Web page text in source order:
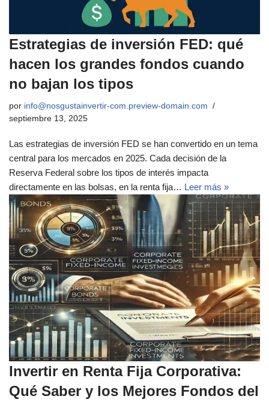
Estrategias de inversión FED: qué
hacen los grandes fondos cuando
no bajan los tipos
por info@nosgustainvertir-com.preview-domain.com
septiembre 13, 2025
Las estrategias de inversión FED se han convertido en un tema
central para los mercados en 2025. Cada decisión de la
Reserva Federal sobre los tipos de interés impacta
directamente en las bolsas, en la renta fija… Leer más »
Invertir en Renta Fija Corporativa:
Qué Saber y los Mejores Fondos del